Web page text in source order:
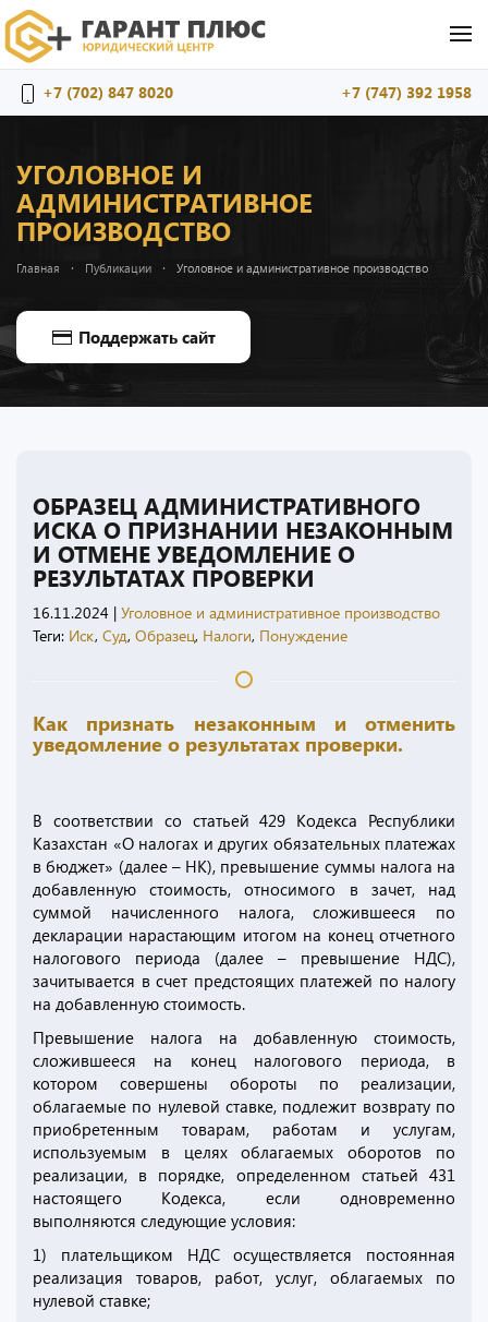
+7 (702) 847 8020 +7 (747) 392 1958
УГОЛОВНОЕ И
АДМИНИСТРАТИВНОЕ
ПРОИЗВОДСТВО
Главная Публикации Уголовное и административное производство
Поддержать сайт
ОБРАЗЕЦ АДМИНИСТРАТИВНОГО
ИСКА О ПРИЗНАНИИ НЕЗАКОННЫМ
И ОТМЕНЕ УВЕДОМЛЕНИЕ О
РЕЗУЛЬТАТАХ ПРОВЕРКИ
16.11.2024 | Уголовное и административное производство
Теги: Иск, Суд, Образец, Налоги, Понуждение
Как признать незаконным и отменить
уведомление о результатах проверки.
В соответствии со статьей 429 Кодекса Республики
Казахстан «О налогах и других обязательных платежах
в бюджет» (далее – НК), превышение суммы налога на
добавленную стоимость, относимого в зачет, над
суммой начисленного налога, сложившееся по
декларации нарастающим итогом на конец отчетного
налогового периода (далее – превышение НДС),
зачитывается в счет предстоящих платежей по налогу
на добавленную стоимость.
Превышение налога на добавленную стоимость,
сложившееся на конец налогового периода, в
котором совершены обороты по реализации,
облагаемые по нулевой ставке, подлежит возврату по
приобретенным товарам, работам и услугам,
используемым в целях облагаемых оборотов по
реализации, в порядке, определенном статьей 431
настоящего Кодекса, если одновременно
выполняются следующие условия:
1) плательщиком НДС осуществляется постоянная
реализация товаров, работ, услуг, облагаемых по
нулевой ставке;